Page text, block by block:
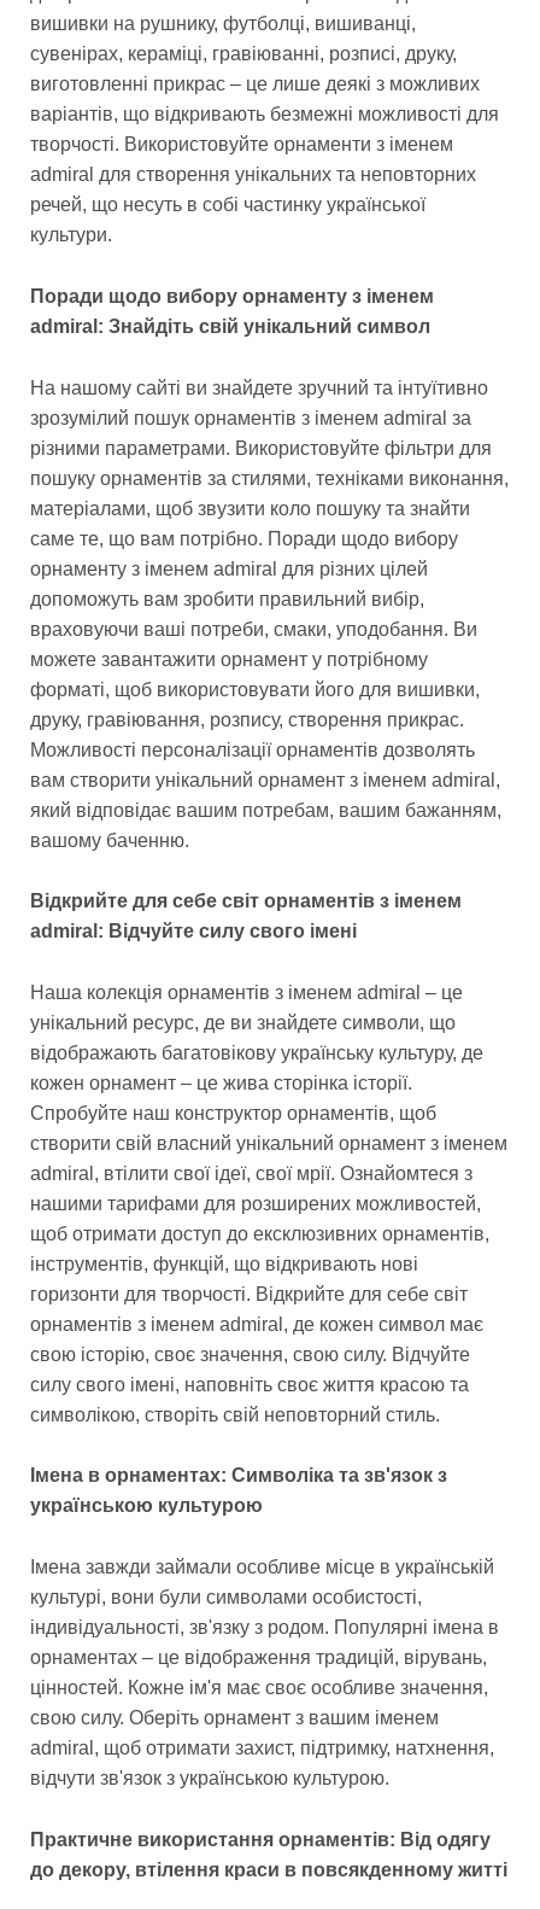
вишивки на рушнику, футболці, вишиванці,
сувенірах, кераміці, гравіюванні, розписі, друку,
виготовленні прикрас – це лише деякі з можливих
варіантів, що відкривають безмежні можливості для
творчості. Використовуйте орнаменти з іменем
admiral для створення унікальних та неповторних
речей, що несуть в собі частинку української
культури.
Поради щодо вибору орнаменту з іменем
admiral: Знайдіть свій унікальний символ
На нашому сайті ви знайдете зручний та інтуїтивно
зрозумілий пошук орнаментів з іменем admiral за
різними параметрами. Використовуйте фільтри для
пошуку орнаментів за стилями, техніками виконання,
матеріалами, щоб звузити коло пошуку та знайти
саме те, що вам потрібно. Поради щодо вибору
орнаменту з іменем admiral для різних цілей
допоможуть вам зробити правильний вибір,
враховуючи ваші потреби, смаки, уподобання. Ви
можете завантажити орнамент у потрібному
форматі, щоб використовувати його для вишивки,
друку, гравіювання, розпису, створення прикрас.
Можливості персоналізації орнаментів дозволять
вам створити унікальний орнамент з іменем admiral,
який відповідає вашим потребам, вашим бажанням,
вашому баченню.
Відкрийте для себе світ орнаментів з іменем
admiral: Відчуйте силу свого імені
Наша колекція орнаментів з іменем admiral – це
унікальний ресурс, де ви знайдете символи, що
відображають багатовікову українську культуру, де
кожен орнамент – це жива сторінка історії.
Спробуйте наш конструктор орнаментів, щоб
створити свій власний унікальний орнамент з іменем
admiral, втілити свої ідеї, свої мрії. Ознайомтеся з
нашими тарифами для розширених можливостей,
щоб отримати доступ до ексклюзивних орнаментів,
інструментів, функцій, що відкривають нові
горизонти для творчості. Відкрийте для себе світ
орнаментів з іменем admiral, де кожен символ має
свою історію, своє значення, свою силу. Відчуйте
силу свого імені, наповніть своє життя красою та
символікою, створіть свій неповторний стиль.
Імена в орнаментах: Символіка та зв'язок з
українською культурою
Імена завжди займали особливе місце в українській
культурі, вони були символами особистості,
індивідуальності, зв'язку з родом. Популярні імена в
орнаментах – це відображення традицій, вірувань,
цінностей. Кожне ім'я має своє особливе значення,
свою силу. Оберіть орнамент з вашим іменем
admiral, щоб отримати захист, підтримку, натхнення,
відчути зв'язок з українською культурою.
Практичне використання орнаментів: Від одягу
до декору, втілення краси в повсякденному житті